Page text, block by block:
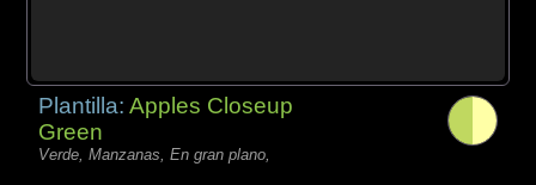
Plantilla:Apples Closeup
Green
Verde, Manzanas, En gran plano,